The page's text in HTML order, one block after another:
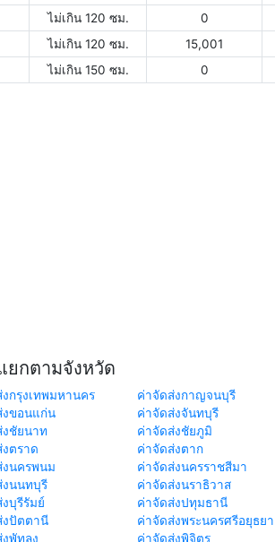
ไม่เกิน 120 ซม. 0
ไม่เกิน 120 ซม. 15,001
ไม่เกิน 150 ซม. 0
ยกตามจังหวัด
กรุงเทพมหานคร ค่าจัดส่งกาญจนบุรี
งขอนแก่น ค่าจัดส่งจันทบุรี
ชัยนาท ค่าจัดส่งชัยภูมิ
ตราด ค่าจัดส่งตาก
งนครพนม ค่าจัดส่งนครราชสีมา
งนนทบุรี ค่าจัดส่งนราธิวาส
บุรีรัมย์ ค่าจัดส่งปทุมธานี
งปัตตานี ค่าจัดส่งพระนครศรีอยุธยา
พัทลุง ค่าจัดส่งพิจิตร